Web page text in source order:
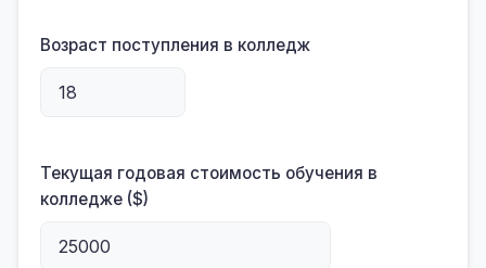
Возраст поступления в колледж
Текущая годовая стоимость обучения в
колледже ($)